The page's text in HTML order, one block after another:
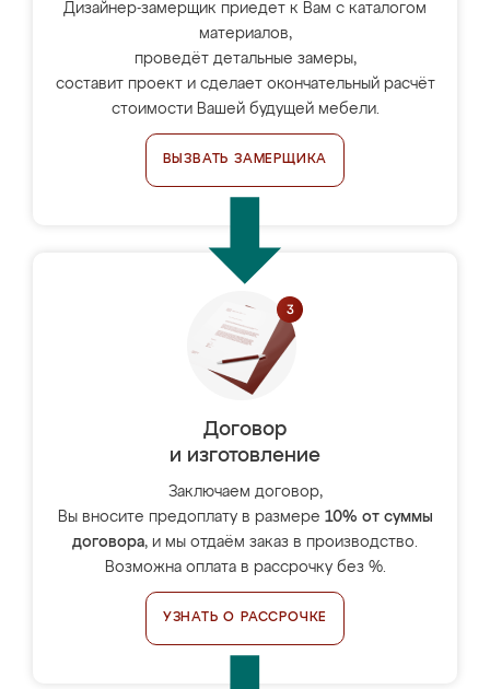
Дизайнер-замерщик приедет к Вам с каталогом
материалов,
проведёт детальные замеры,
составит проект и сделает окончательный расчёт
стоимости Вашей будущей мебели.
ВЫЗВАТЬ ЗАМЕРЩИКА
Договор
и изготовление
Заключаем договор,
Вы вносите предоплату в размере 10% от суммы
договора, и мы отдаём заказ в производство.
Возможна оплата в рассрочку без %.
УЗНАТЬ О РАССРОЧКЕ